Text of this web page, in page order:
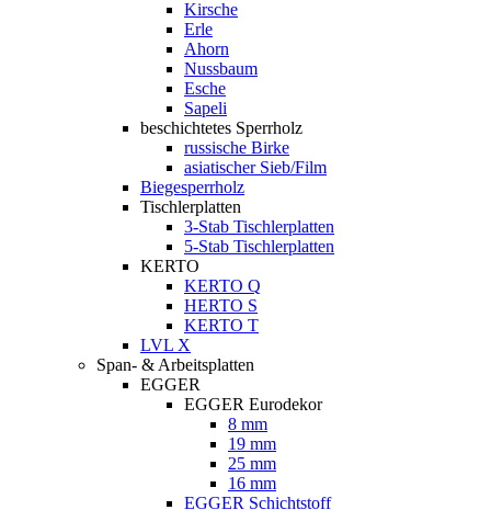
Kirsche
Erle
Ahorn
Nussbaum
Esche
Sapeli
beschichtetes Sperrholz
russische Birke
asiatischer Sieb/Film
Biegesperrholz
Tischlerplatten
3-Stab Tischlerplatten
5-Stab Tischlerplatten
KERTO
KERTO Q
HERTO S
KERTO T
LVL X
Span- & Arbeitsplatten
EGGER
EGGER Eurodekor
8 mm
19 mm
25 mm
16 mm
EGGER Schichtstoff